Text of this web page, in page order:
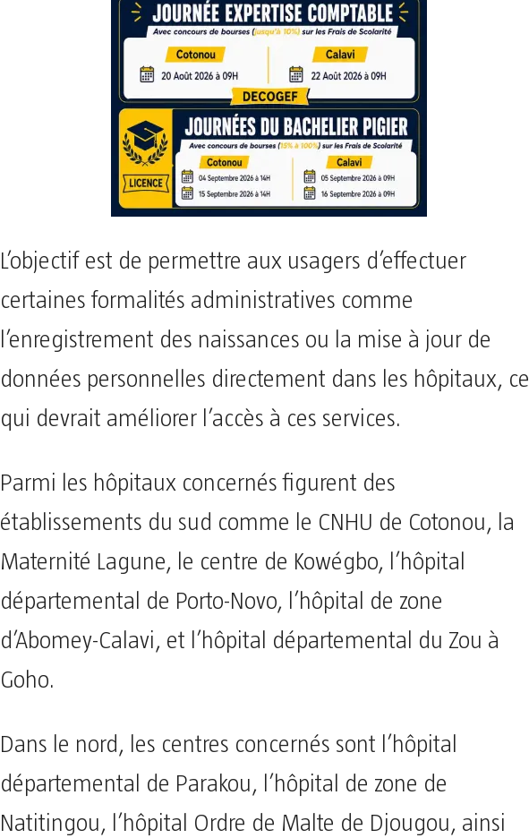
L’objectif est de permettre aux usagers d’effectuer
certaines formalités administratives comme
l’enregistrement des naissances ou la mise à jour de
données personnelles directement dans les hôpitaux, ce
qui devrait améliorer l’accès à ces services.
Parmi les hôpitaux concernés figurent des
établissements du sud comme le CNHU de Cotonou, la
Maternité Lagune, le centre de Kowégbo, l’hôpital
départemental de Porto-Novo, l’hôpital de zone
d’Abomey-Calavi, et l’hôpital départemental du Zou à
Goho.
Dans le nord, les centres concernés sont l’hôpital
départemental de Parakou, l’hôpital de zone de
Natitingou, l’hôpital Ordre de Malte de Djougou, ainsi